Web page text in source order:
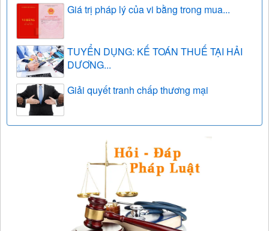
Giá trị pháp lý của vi bằng trong mua...
TUYỂN DỤNG: KẾ TOÁN THUẾ TẠI HẢI
DƯƠNG...
Giải quyết tranh chấp thương mại